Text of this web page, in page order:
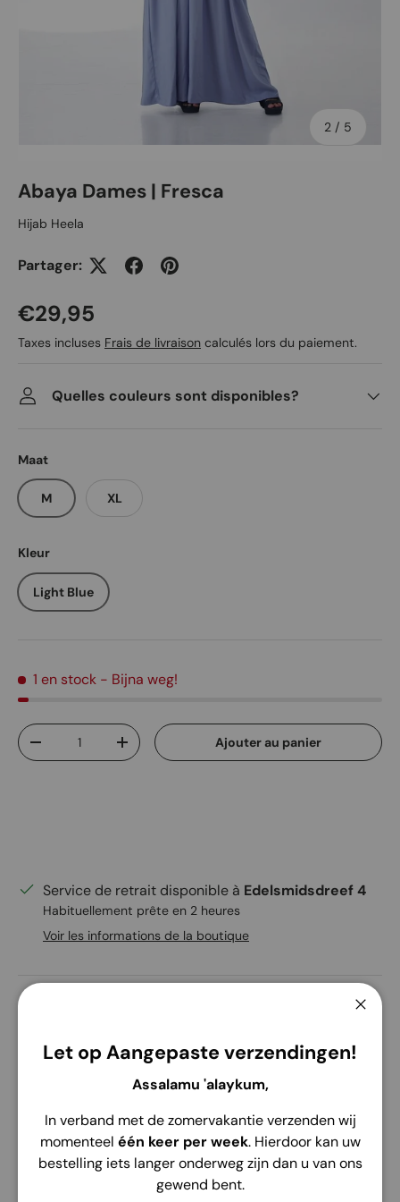
2 / de
5
Abaya Dames | Fresca
Hijab Heela
Partager:
Prix habituel
€29,95
Taxes incluses Frais de livraison calculés lors du paiement.
Quelles couleurs sont disponibles?
Maat
M XL
Kleur
Light Blue
1 en stock - Bijna weg!
Qté
Diminuer la quantitéAugmenter la quantitéAjouter au panier
Service de retrait disponible à Edelsmidsdreef 4
Habituellement prête en 2 heures
Voir les informations de la boutique
Description Envoi Retour
Ontdek de perfecte combinatie van comfort en
functionaliteit met deAbaya Frescavan Hijab Heela.
Gemaakt van hoogwaardigekatoen twill
Let op Aangepaste verzendingen!
Assalamu 'alaykum,
In verband met de zomervakantie verzenden wij
momenteel één keer per week. Hierdoor kan uw
bestelling iets langer onderweg zijn dan u van ons
gewend bent.